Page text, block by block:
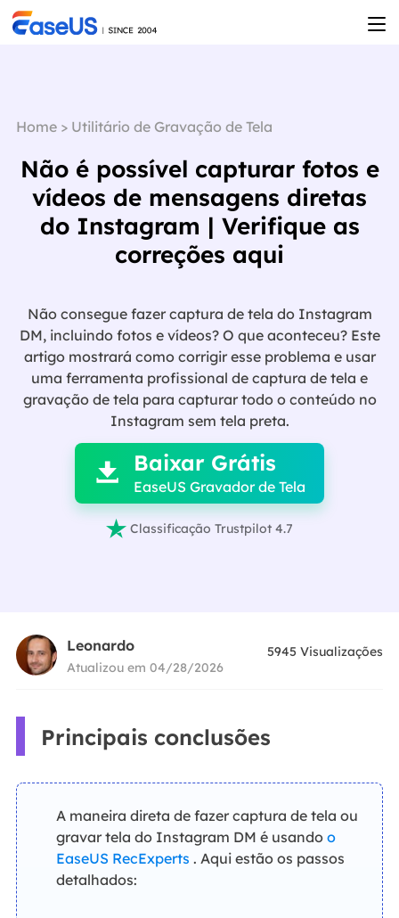
Home> Utilitário de Gravação de Tela
Não é possível capturar fotos e
vídeos de mensagens diretas
do Instagram | Verifique as
correções aqui
Não consegue fazer captura de tela do Instagram
DM, incluindo fotos e vídeos? O que aconteceu? Este
artigo mostrará como corrigir esse problema e usar
uma ferramenta profissional de captura de tela e
gravação de tela para capturar todo o conteúdo no
Instagram sem tela preta.

 Baixar Grátis
EaseUS Gravador de Tela
 Classificação Trustpilot 4.7
Leonardo
Atualizou em 04/28/2026
5945 Visualizações
Principais conclusões
A maneira direta de fazer captura de tela ou
gravar tela do Instagram DM é usando o
EaseUS RecExperts . Aqui estão os passos
detalhados: